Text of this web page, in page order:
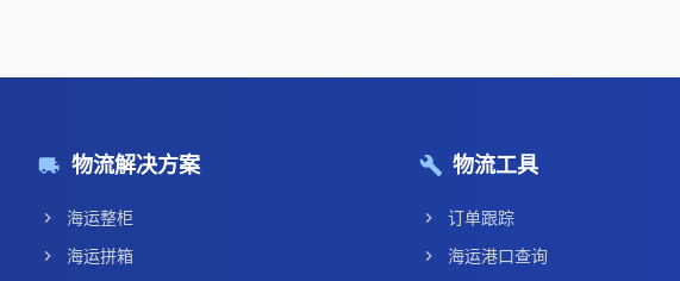
物流解决方案
海运整柜
海运拼箱
物流工具
订单跟踪
海运港口查询